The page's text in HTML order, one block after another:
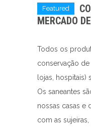
Featured
MERCADO
Todos os
conservação de
lojas, hospitais)
Os saneantes
nossas casas e
com as